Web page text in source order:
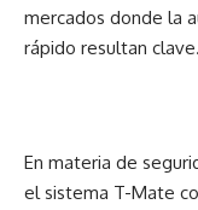
mercados donde la
rápido resultan clave.
En materia de
el sistema T-Mate